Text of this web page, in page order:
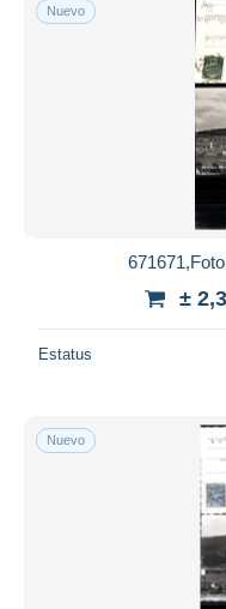
Nuevo
±
Estatus
Nuevo